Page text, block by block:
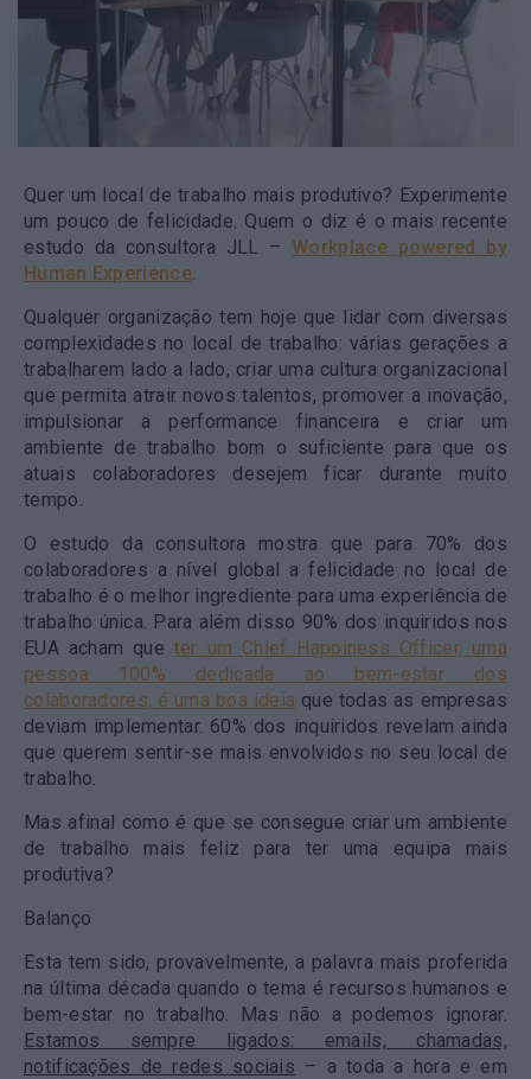
Quer um local de trabalho mais produtivo? Experimente
um pouco de felicidade. Quem o diz é o mais recente
estudo da consultora JLL – Workplace powered by
Human Experience.
Qualquer organização tem hoje que lidar com diversas
complexidades no local de trabalho: várias gerações a
trabalharem lado a lado, criar uma cultura organizacional
que permita atrair novos talentos, promover a inovação,
impulsionar a performance financeira e criar um
ambiente de trabalho bom o suficiente para que os
atuais colaboradores desejem ficar durante muito
tempo.
O estudo da consultora mostra que para 70% dos
colaboradores a nível global a felicidade no local de
trabalho é o melhor ingrediente para uma experiência de
trabalho única. Para além disso 90% dos inquiridos nos
EUA acham que ter um Chief Happiness Officer, uma
pessoa 100% dedicada ao bem-estar dos
colaboradores, é uma boa ideia que todas as empresas
deviam implementar. 60% dos inquiridos revelam ainda
que querem sentir-se mais envolvidos no seu local de
trabalho.
Mas afinal como é que se consegue criar um ambiente
de trabalho mais feliz para ter uma equipa mais
produtiva?
Balanço
Esta tem sido, provavelmente, a palavra mais proferida
na última década quando o tema é recursos humanos e
bem-estar no trabalho. Mas não a podemos ignorar.
Estamos sempre ligados: emails, chamadas,
notificações de redes sociais – a toda a hora e em